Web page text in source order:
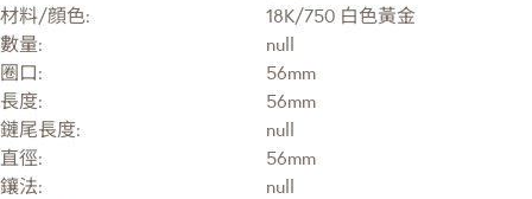
材料/顔色:
18K/750 白色黃金
數量:
null
圈口:
56mm
長度:
56mm
鏈尾長度:
null
直徑:
56mm
鑲法:
null